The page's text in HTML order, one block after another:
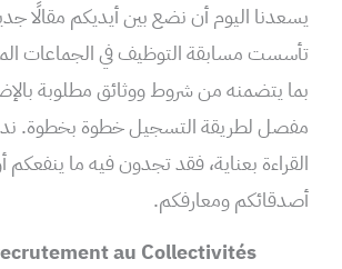
يسعدنا اليوم أن نضع بين أيديكم مقالًا
بما يتضمنه من شروط ووثائق مطلوبة
مفصل لطريقة التسجيل خطوة بخطوة.
القراءة بعناية، فقد تجدون فيه ما ينفعكم
أصدقائكم ومعارفكم.
au Collectivités